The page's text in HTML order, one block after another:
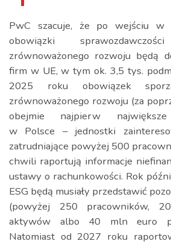
PwC szacuje, że po wejściu w
obowiązki
zrównoważonego rozwoju będą
firm w UE, w tym ok. 3,5 tys.
2025 roku obowiązek
zrównoważonego rozwoju (za
obejmie najpierw największe
w Polsce – jednostki
zatrudniające powyżej 500
chwili raportują informacje
ustawy o rachunkowości. Rok
ESG będą musiały przedstawić
(powyżej 250 pracowników,
aktywów albo 40 mln euro
Natomiast od 2027 roku